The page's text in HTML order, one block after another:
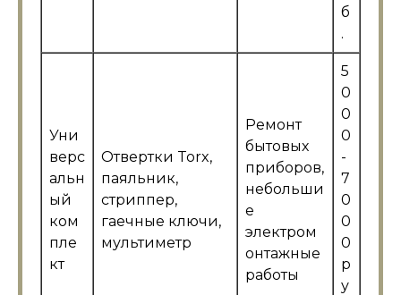
б
.
Уни
верс
альн
ый
ком
пле
кт
Отвертки Torx,
паяльник,
стриппер,
гаечные ключи,
мультиметр
Ремонт
бытовых
приборов,
небольши
е
электром
онтажные
работы
5
0
0
0
-
7
0
0
0
р
у